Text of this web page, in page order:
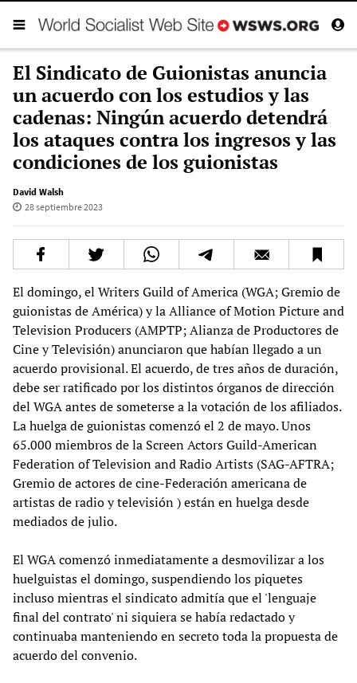
El Sindicato de Guionistas anuncia
un acuerdo con los estudios y las
cadenas: Ningún acuerdo detendrá
los ataques contra los ingresos y las
condiciones de los guionistas
David Walsh
28 septiembre 2023
El domingo, el Writers Guild of America (WGA; Gremio de
guionistas de América) y la Alliance of Motion Picture and
Television Producers (AMPTP; Alianza de Productores de
Cine y Televisión) anunciaron que habían llegado a un
acuerdo provisional. El acuerdo, de tres años de duración,
debe ser ratificado por los distintos órganos de dirección
del WGA antes de someterse a la votación de los afiliados.
La huelga de guionistas comenzó el 2 de mayo. Unos
65.000 miembros de la Screen Actors Guild-American
Federation of Television and Radio Artists (SAG-AFTRA;
Gremio de actores de cine-Federación americana de
artistas de radio y televisión ) están en huelga desde
mediados de julio.
El WGA comenzó inmediatamente a desmovilizar a los
huelguistas el domingo, suspendiendo los piquetes
incluso mientras el sindicato admitía que el 'lenguaje
final del contrato' ni siquiera se había redactado y
continuaba manteniendo en secreto toda la propuesta de
acuerdo del convenio.